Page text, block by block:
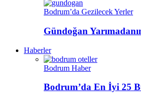
Bodrum’da Gezilecek Yerler
Gündoğan
Haberler
Bodrum Haber
Bodrum’da En İyi 25